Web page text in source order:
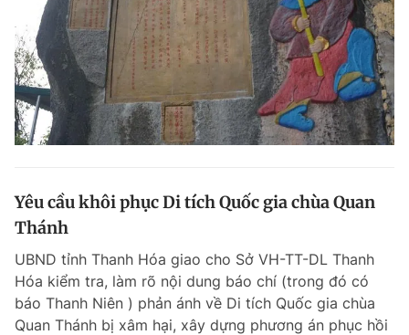
Video Magazine
Sản phẩm khác
Tiện ích Bạn cần biết
Đọc Thanh Niên trên điện thoại
Yêu cầu khôi phục Di tích Quốc gia chùa Quan
Thánh
UBND tỉnh Thanh Hóa giao cho Sở VH-TT-DL Thanh
Hóa kiểm tra, làm rõ nội dung báo chí (trong đó có
báo Thanh Niên ) phản ánh về Di tích Quốc gia chùa
Quan Thánh bị xâm hại, xây dựng phương án phục hồi